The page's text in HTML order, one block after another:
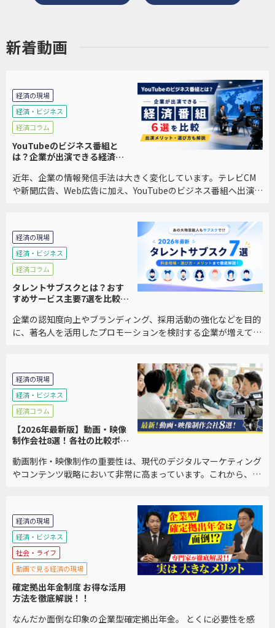
新着動画
経済の現場
経済・ビジネス
経済コラム
YouTubeのビジネス番組と
は？企業が出演できる経済番
方も解説
近年、企業の情報発信手法は大きく変化しています。テレビCM
や新聞広告、Web広告に加え、YouTubeのビジネス番組へ出演
経済の現場
経済・ビジネス
経済コラム
タレントサブスクとは？おす
すめサービス主要7選を比較｜
底解説
企業の認知度向上やブランディング、採用活動の強化などを目的
に、著名人を活用したプロモーションを検討する企業が増えてい
経済の現場
経済・ビジネス
経済コラム
【2026年最新版】動画・映像
制作会社8選！各社の比較ポイ
動画制作・映像制作の重要性は、現代のデジタルマーケティング
やコンテンツ戦略において非常に高まっています。これから、動
経済の現場
経済・ビジネス
社会・ライフ
動画で見る経済の現場
確定拠出年金制度 お得な活用
方法を徹底解説！！
なんだか面倒な印象の企業型確定拠出年金。 とくに必要性を感